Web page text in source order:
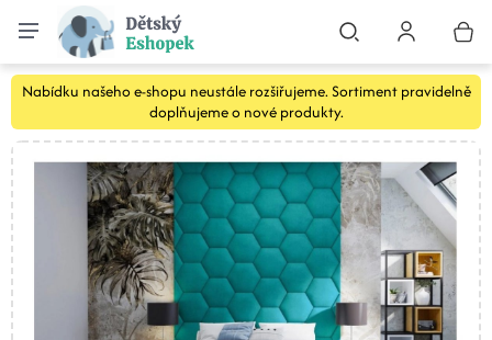
Nabídku našeho e-shopu neustále rozšiřujeme. Sortiment pravidelně
doplňujeme o nové produkty.